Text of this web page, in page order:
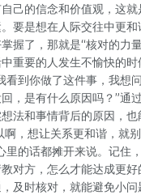
己的信念和价值观，这
要是想在人际交往中更
握了，那就是“核对的力
重要的人发生不愉快的时
看到你做了这件事，我想
，是有什么原因吗？”通
法和事情背后的原因，
啊，想让关系更和谐，就
里的话都摊开来说。记住
对方，怎么才能达成更好
及时核对，就能避免小